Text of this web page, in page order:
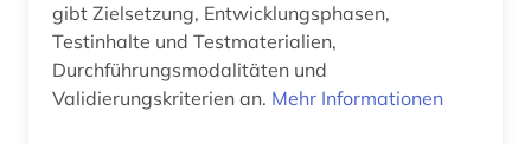
frauenbewegung (2)
frauenforschung (4)
frauengeschichte (1)
gibt Zielsetzung, Entwicklungsphasen,
Testinhalte und Testmaterialien,
Durchführungsmodalitäten und
Validierungskriterien an. Mehr Informationen